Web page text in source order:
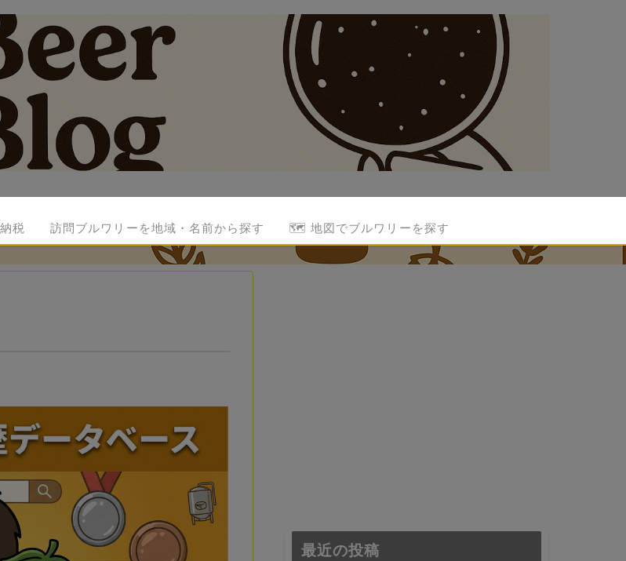
税 訪問ブルワリーを地域・名前から探す 🗺️ 地図でブルワリーを探す
最近の投稿